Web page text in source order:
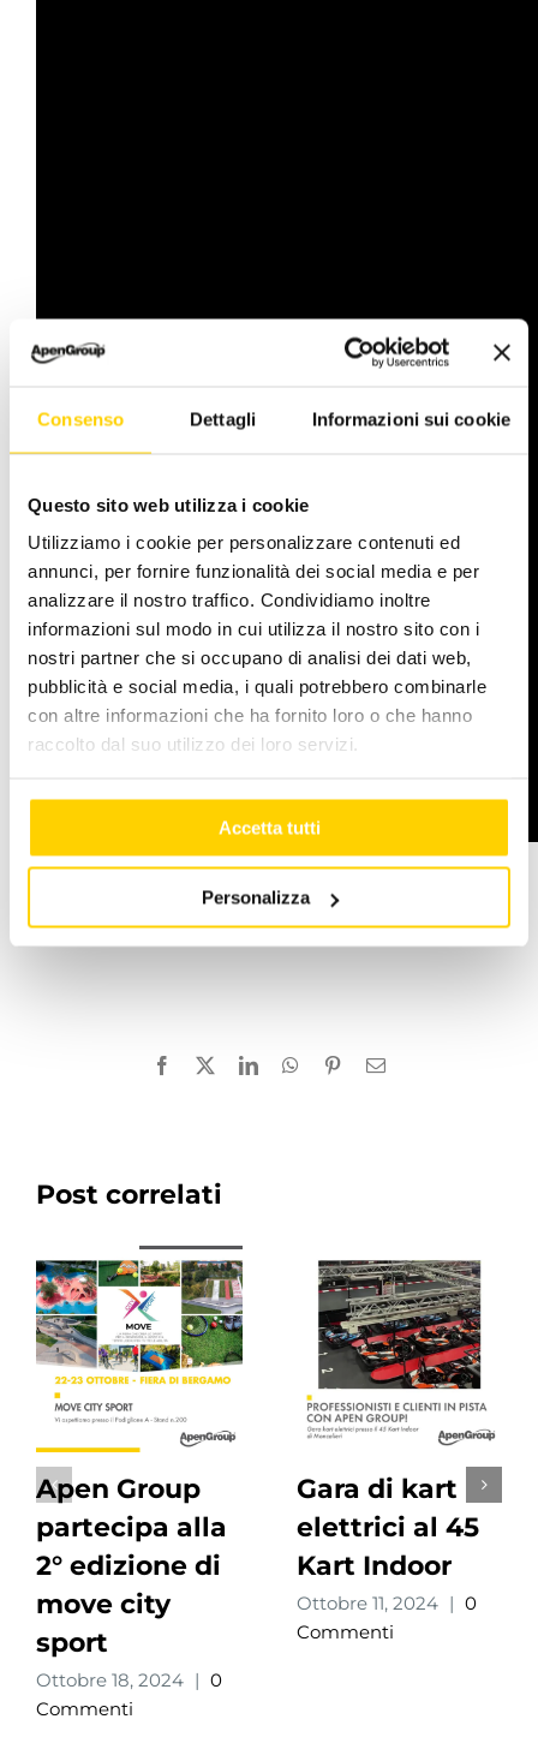
Consenso Dettagli Informazioni sui cookie
Questo sito web utilizza i cookie
Utilizziamo i cookie per personalizzare contenuti ed
annunci, per fornire funzionalità dei social media e per
analizzare il nostro traffico. Condividiamo inoltre
informazioni sul modo in cui utilizza il nostro sito con i
nostri partner che si occupano di analisi dei dati web,
pubblicità e social media, i quali potrebbero combinarle
con altre informazioni che ha fornito loro o che hanno
raccolto dal suo utilizzo dei loro servizi.
Accetta tutti
Personalizza
Giugno 23, 2020 | Categorie:Eventi
Facebook LinkedInWhatsApp
PinterestEmail
Post correlati
Apen Group
partecipa alla
2° edizione di
move city
sport
Ottobre 18, 2024 | 0
Commenti
Gara di kart
elettrici al 45
Kart Indoor
Ottobre 11, 2024 | 0
Commenti